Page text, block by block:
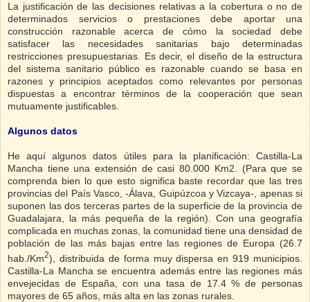
La justificación de las decisiones relativas a la cobertura o no de
determinados servicios o prestaciones debe aportar una
construcción razonable acerca de cómo la sociedad debe
satisfacer las necesidades sanitarias bajo determinadas
restricciones presupuestarias. Es decir, el diseño de la estructura
del sistema sanitario público es razonable cuando se basa en
razones y principios aceptados como relevantes por personas
dispuestas a encontrar términos de la cooperación que sean
mutuamente justificables.
Algunos datos
He aquí algunos datos útiles para la planificación: Castilla-La
Mancha tiene una extensión de casi 80.000 Km2. (Para que se
comprenda bien lo que esto significa baste recordar que las tres
provincias del País Vasco, -Álava, Guipúzcoa y Vizcaya-, apenas si
suponen las dos terceras partes de la superficie de la provincia de
Guadalajara, la más pequeña de la región). Con una geografía
complicada en muchas zonas, la comunidad tiene una densidad de
población de las más bajas entre las regiones de Europa (26.7
hab./Km2), distribuida de forma muy dispersa en 919 municipios.
Castilla-La Mancha se encuentra además entre las regiones más
envejecidas de España, con una tasa de 17.4 % de personas
mayores de 65 años, más alta en las zonas rurales.